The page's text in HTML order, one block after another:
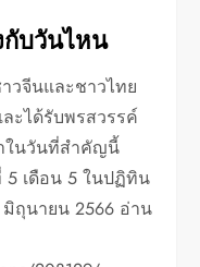
กับวันไหน
วจีนและชาวไทย
ะได้รับพรสวรรค์
ในวันที่สำคัญนี้
5 เดือน 5 ในปฏิทิน
ถุนายน 2566 อ่าน